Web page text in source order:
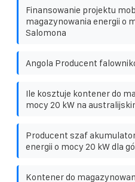
Finansowanie projektu
magazynowania energii o
Salomona
Angola Producent
Ile kosztuje kontener do
mocy 20 kW na
Producent szaf
energii o mocy 20 kW dla
Kontener do